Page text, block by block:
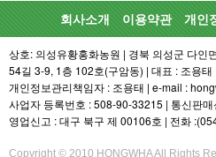
회사소개 이용약관 개인
상호: 의성유황홍화농원 | 경북 의성군 다인
54길 3-9, 1층 102호(구암동) | 대표 : 조용태
개인정보관리책임자 : 조용태 | e-mail :
사업자 등록번호 : 508-90-33215 | 통신판
영업신고 : 대구 북구 제 00106호 | 전화
Copyright © 2010 HONGWHA All Rights